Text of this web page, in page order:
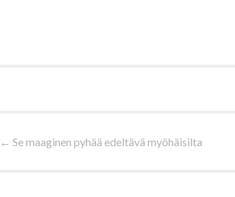
Artikkelien
← Se maaginen pyhää edeltävä myöhäisilta